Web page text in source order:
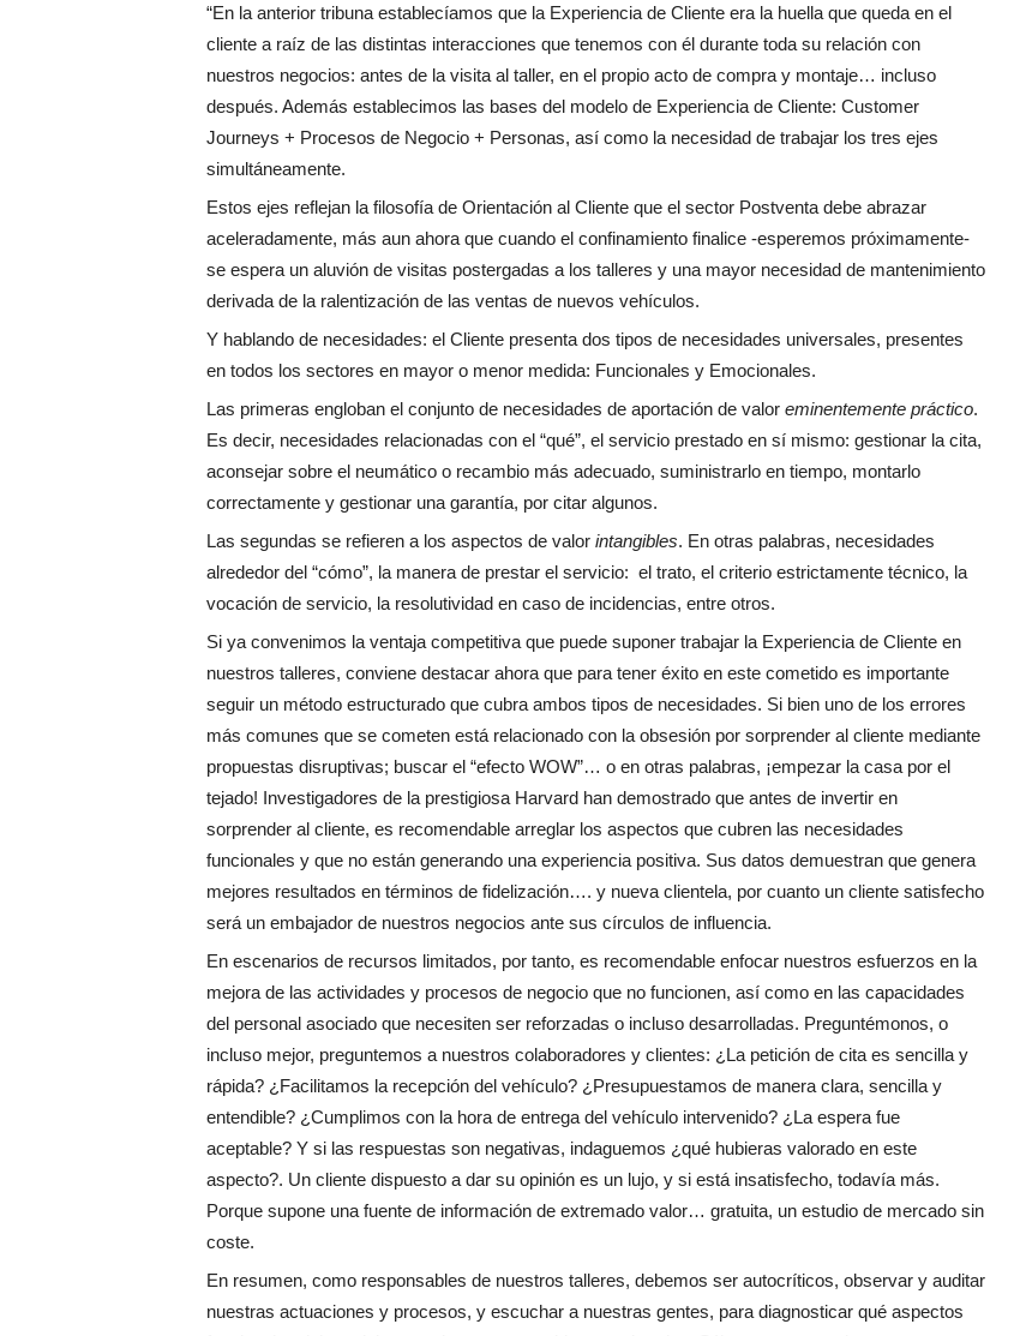
“En la anterior tribuna establecíamos que la Experiencia de Cliente era la huella que queda en el
cliente a raíz de las distintas interacciones que tenemos con él durante toda su relación con
nuestros negocios: antes de la visita al taller, en el propio acto de compra y montaje… incluso
después. Además establecimos las bases del modelo de Experiencia de Cliente: Customer
Journeys + Procesos de Negocio + Personas, así como la necesidad de trabajar los tres ejes
simultáneamente.
Estos ejes reflejan la filosofía de Orientación al Cliente que el sector Postventa debe abrazar
aceleradamente, más aun ahora que cuando el confinamiento finalice -esperemos próximamente-
se espera un aluvión de visitas postergadas a los talleres y una mayor necesidad de mantenimiento
derivada de la ralentización de las ventas de nuevos vehículos.
Y hablando de necesidades: el Cliente presenta dos tipos de necesidades universales, presentes
en todos los sectores en mayor o menor medida: Funcionales y Emocionales.
Las primeras engloban el conjunto de necesidades de aportación de valor eminentemente práctico.
Es decir, necesidades relacionadas con el “qué”, el servicio prestado en sí mismo: gestionar la cita,
aconsejar sobre el neumático o recambio más adecuado, suministrarlo en tiempo, montarlo
correctamente y gestionar una garantía, por citar algunos.
Las segundas se refieren a los aspectos de valor intangibles. En otras palabras, necesidades
alrededor del “cómo”, la manera de prestar el servicio: el trato, el criterio estrictamente técnico, la
vocación de servicio, la resolutividad en caso de incidencias, entre otros.
Si ya convenimos la ventaja competitiva que puede suponer trabajar la Experiencia de Cliente en
nuestros talleres, conviene destacar ahora que para tener éxito en este cometido es importante
seguir un método estructurado que cubra ambos tipos de necesidades. Si bien uno de los errores
más comunes que se cometen está relacionado con la obsesión por sorprender al cliente mediante
propuestas disruptivas; buscar el “efecto WOW”… o en otras palabras, ¡empezar la casa por el
tejado! Investigadores de la prestigiosa Harvard han demostrado que antes de invertir en
sorprender al cliente, es recomendable arreglar los aspectos que cubren las necesidades
funcionales y que no están generando una experiencia positiva. Sus datos demuestran que genera
mejores resultados en términos de fidelización…. y nueva clientela, por cuanto un cliente satisfecho
será un embajador de nuestros negocios ante sus círculos de influencia.
En escenarios de recursos limitados, por tanto, es recomendable enfocar nuestros esfuerzos en la
mejora de las actividades y procesos de negocio que no funcionen, así como en las capacidades
del personal asociado que necesiten ser reforzadas o incluso desarrolladas. Preguntémonos, o
incluso mejor, preguntemos a nuestros colaboradores y clientes: ¿La petición de cita es sencilla y
rápida? ¿Facilitamos la recepción del vehículo? ¿Presupuestamos de manera clara, sencilla y
entendible? ¿Cumplimos con la hora de entrega del vehículo intervenido? ¿La espera fue
aceptable? Y si las respuestas son negativas, indaguemos ¿qué hubieras valorado en este
aspecto?. Un cliente dispuesto a dar su opinión es un lujo, y si está insatisfecho, todavía más.
Porque supone una fuente de información de extremado valor… gratuita, un estudio de mercado sin
coste.
En resumen, como responsables de nuestros talleres, debemos ser autocríticos, observar y auditar
nuestras actuaciones y procesos, y escuchar a nuestras gentes, para diagnosticar qué aspectos